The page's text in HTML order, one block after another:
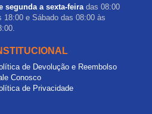
segunda a sexta-feira das 08:00
18:00 e Sábado das 08:00 às
de Devolução e Reembolso
Conosco
de Privacidade